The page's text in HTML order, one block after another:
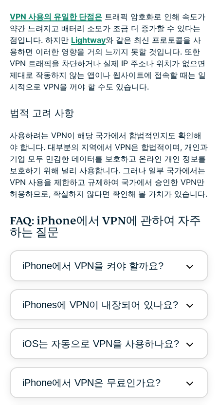
VPN 사용의 유일한 단점은 트래픽 암호화로 인해 속도가
약간 느려지고 배터리 소모가 조금 더 증가할 수 있다는
점입니다. 하지만 Lightway와 같은 최신 프로토콜을 사
용하면 이러한 영향을 거의 느끼지 못할 것입니다. 또한
VPN 트래픽을 차단하거나 실제 IP 주소나 위치가 없으면
제대로 작동하지 않는 앱이나 웹사이트에 접속할 때는 일
시적으로 VPN을 꺼야 할 수도 있습니다.
법적 고려 사항
사용하려는 VPN이 해당 국가에서 합법적인지도 확인해
야 합니다. 대부분의 지역에서 VPN은 합법적이며, 개인과
기업 모두 민감한 데이터를 보호하고 온라인 개인 정보를
보호하기 위해 널리 사용합니다. 그러나 일부 국가에서는
VPN 사용을 제한하고 규제하여 국가에서 승인한 VPN만
허용하므로, 확실하지 않다면 확인해 볼 가치가 있습니다.
FAQ: iPhone에서 VPN에 관하여 자주
하는 질문
iPhone에서 VPN을 켜야 할까요?
iPhones에 VPN이 내장되어 있나요?
iOS는 자동으로 VPN을 사용하나요?
iPhone에서 VPN은 무료인가요?